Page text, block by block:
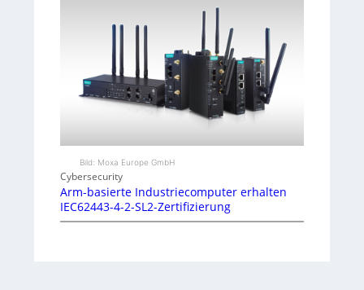
Bild: Moxa Europe GmbH
Cybersecurity
Arm-basierte Industriecomputer erhalten
IEC62443-4-2-SL2-Zertifizierung